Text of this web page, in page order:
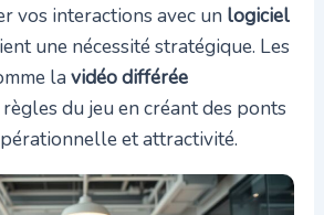
vos interactions avec un logiciel
une nécessité stratégique. Les
la vidéo différée
du jeu en créant des ponts
et attractivité.